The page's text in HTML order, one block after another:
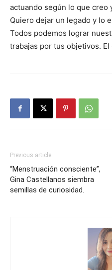
actuando según lo que creo
Quiero dejar un legado y lo
Todos podemos lograr
trabajas por tus objetivos. El
Previous article
“Menstruación consciente”,
Gina Castellanos siembra
semillas de curiosidad.